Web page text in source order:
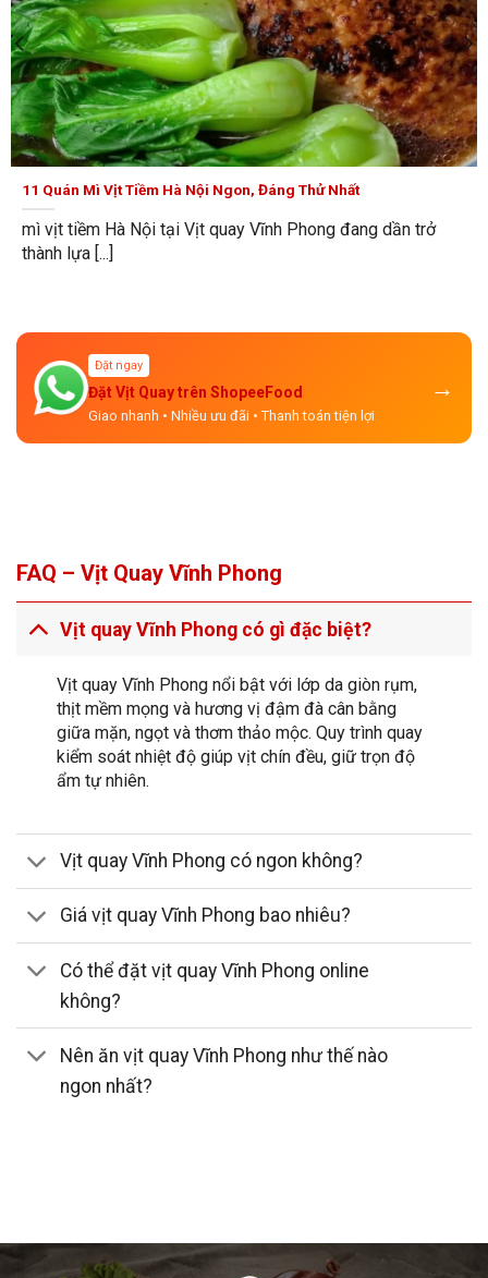
Để phục vụ đông đảo khách hàng,vịt quay Vĩnh Phong
phát triển dịch vụ đặt tiệc, giao hàng và chăm sóc sau
bán. Đội ngũ tận tâm đồng hành cùng bạn trong mọi dịp
sum vầy. Ngoài ra, thương hiệu chào đón ứng viên gia
nhập để cùng lan tỏa giá trị ẩm thực Việt.
Dịch vụ cửa hàng vịt quay Vĩnh Phong chuyên nghiệp
Khi ghé cửa hàng vịt quay ngon, bạn có thể xem quy trình
đóng gói và tư vấn thực đơn tại chỗ. Nhân viên sẽ gợi ý
khẩu phần phù hợp số người và bữa ăn trong ngày. Xem
thêm thông tin hệ thống trên trang giới thiệuđể thuận tiện
Dịch vụ tiệc, sự kiện và quà biếu
Đặt mâm vịt quay cho sinh nhật, tân gia, hội họp công ty
với gói trang trí đẹp mắt. Bao bì sang trọng, giữ ấm tốt,
phù hợp làm quà biếu dịp lễ tết.
Tuyển dụng: cơ hội nghề nghiệp bền vững
Nếu bạn yêu ẩm thực và muốn phát triển nghề bếp – dịch
ấm áp, lộ trình thăng tiến rõ ràng và đãi ngộ công bằng.
Cùngvịt quay Vĩnh Phonglan tỏa niềm tự hào ẩm thực
Tin tức, ưu đãi và hoạt động cộng đồng
Chuyên mục tin tức
Kết luận
11 Quán Mì Vịt Tiềm Hà Nội Ngon Nhất
11 Quán Mì Vịt Tiềm Hà Nội Ngon, Đáng Thử Nhất
mì vịt tiềm Hà Nội tại Vịt quay Vĩnh Phong đang dần trở
thành lựa [...]
Đặt ngay
Đặt Vịt Quay trên ShopeeFood
Giao nhanh • Nhiều ưu đãi • Thanh toán tiện lợi
→
FAQ – Vịt Quay Vĩnh Phong
Vịt quay Vĩnh Phong có gì đặc biệt?
Vịt quay Vĩnh Phong nổi bật với lớp da giòn rụm,
thịt mềm mọng và hương vị đậm đà cân bằng
giữa mặn, ngọt và thơm thảo mộc. Quy trình quay
kiểm soát nhiệt độ giúp vịt chín đều, giữ trọn độ
ẩm tự nhiên.
Vịt quay Vĩnh Phong có ngon không?
Giá vịt quay Vĩnh Phong bao nhiêu?
Có thể đặt vịt quay Vĩnh Phong online
không?
Nên ăn vịt quay Vĩnh Phong như thế nào
ngon nhất?